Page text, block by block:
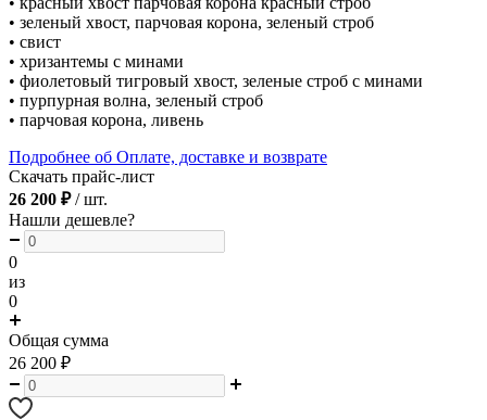
• зеленый хвост, парчовая корона, зеленый строб
• свист
• хризантемы с минами
• фиолетовый тигровый хвост, зеленые строб с минами
• пурпурная волна, зеленый строб
• парчовая корона, ливень
Подробнее об Оплате, доставке и возврате
Скачать прайс-лист
26 200 ₽ / шт.
Нашли дешевле?
0
из
0
Общая сумма
26 200 ₽